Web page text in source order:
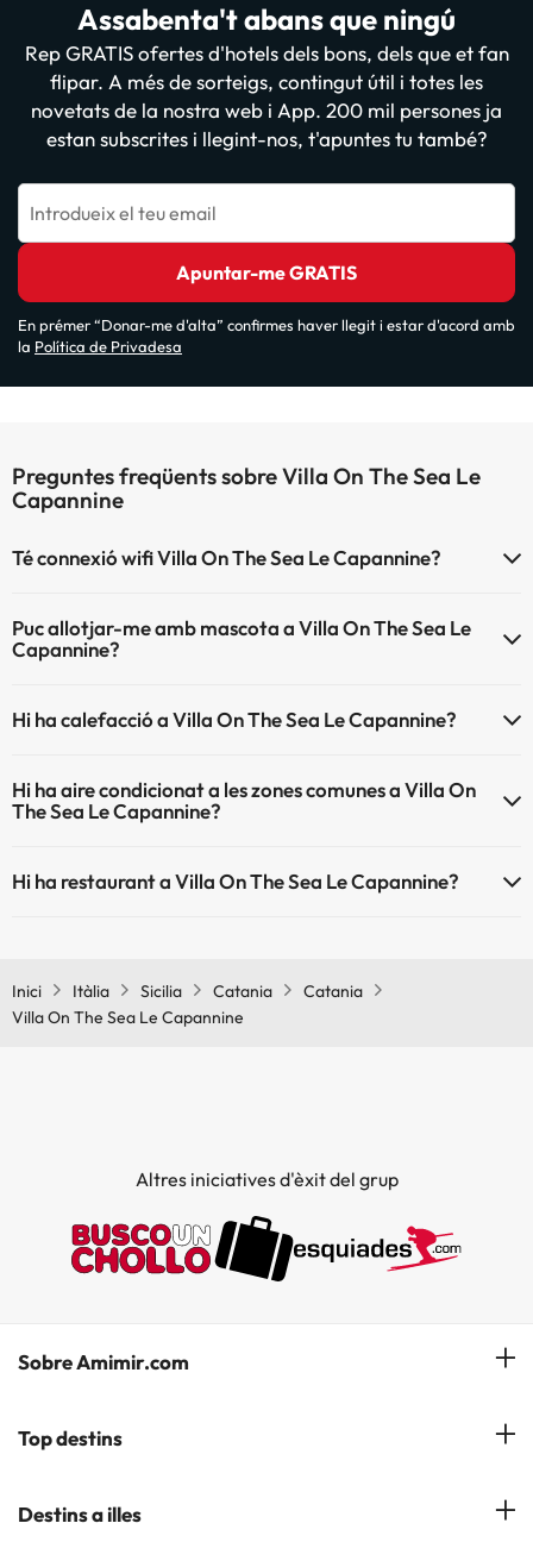
Assabenta't abans que ningú
Rep GRATIS ofertes d'hotels dels bons, dels que et fan
flipar. A més de sorteigs, contingut útil i totes les
novetats de la nostra web i App. 200 mil persones ja
estan subscrites i llegint-nos, t'apuntes tu també?
Introdueix el teu email
Apuntar-me GRATIS
En prémer “Donar-me d'alta” confirmes haver llegit i estar d'acord amb
la Política de Privadesa
Preguntes freqüents sobre Villa On The Sea Le
Capannine
Té connexió wifi Villa On The Sea Le Capannine?
Puc allotjar-me amb mascota a Villa On The Sea Le
Capannine?
Hi ha calefacció a Villa On The Sea Le Capannine?
comunes.
Hi ha aire condicionat a les zones comunes a Villa On
The Sea Le Capannine?
comunes.
Hi ha restaurant a Villa On The Sea Le Capannine?
Inici Itàlia Sicilia Catania
Catania
Villa On The Sea Le Capannine
Altres iniciatives d'èxit del grup
Sobre Amimir.com
¿Qui som?
Opinions
Top destins
Hotels a Salou
Destins a illes